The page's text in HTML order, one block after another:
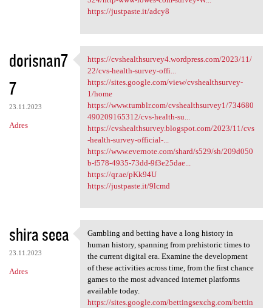
https://justpaste.it/adcy8
dorisnan7
7
23.11.2023
Adres
https://cvshealthsurvey4
https://cvshealthsurvey4.wordpress.com/2023/11/
22/cvs-health-survey-offi...
https://sites.google.com/view/cvshealthsurvey-
1/home
https://www.tumblr.com/cvshealthsurvey1/734680
490209165312/cvs-health-su...
https://cvshealthsurvey.blogspot.com/2023/11/cvs
-health-survey-official-...
https://www.evernote.com/shard/s529/sh/209d050
b-f578-4935-73dd-9f3e25dae...
https://qr.ae/pKk94U
https://justpaste.it/9lcmd
shira seea
23.11.2023
Adres
Gambling and betting have a
Gambling and betting have a long history in
human history, spanning from prehistoric times to
the current digital era. Examine the development
of these activities across time, from the first chance
games to the most advanced internet platforms
available today.
https://sites.google.com/bettingsexchg.com/bettin